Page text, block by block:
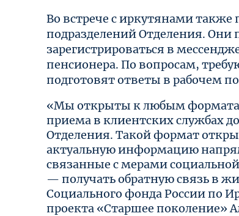
Во встрече с иркутянами
подразделений Отделения.
зарегистрироваться в
пенсионера. По вопросам,
подготовят ответы в рабочем
«Мы открыты к любым
приема в клиентских службах
Отделения. Такой формат
актуальную информацию
связанные с мерами
— получать обратную связь в
Социального фонда России по
проекта «Старшее поколение»